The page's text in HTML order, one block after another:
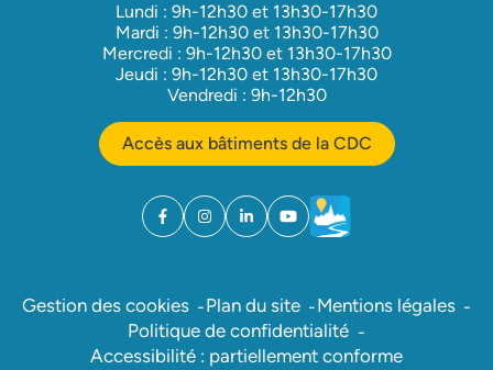
Lundi : 9h-12h30 et 13h30-17h30
Mardi : 9h-12h30 et 13h30-17h30
Mercredi : 9h-12h30 et 13h30-17h30
Jeudi : 9h-12h30 et 13h30-17h30
Vendredi : 9h-12h30
Accès aux bâtiments de la CDC
Facebook
(ouverture dans un nouvel onglet)
Instagram
(ouverture dans un nouvel onglet)
Linkedin
(ouverture dans un nouvel onglet)
YouTube
(ouverture dans un nouvel
Météo
(ouverture dans un
Gestion des cookies Plan du site
Mentions légales
Politique de confidentialité
Accessibilité : partiellement conforme